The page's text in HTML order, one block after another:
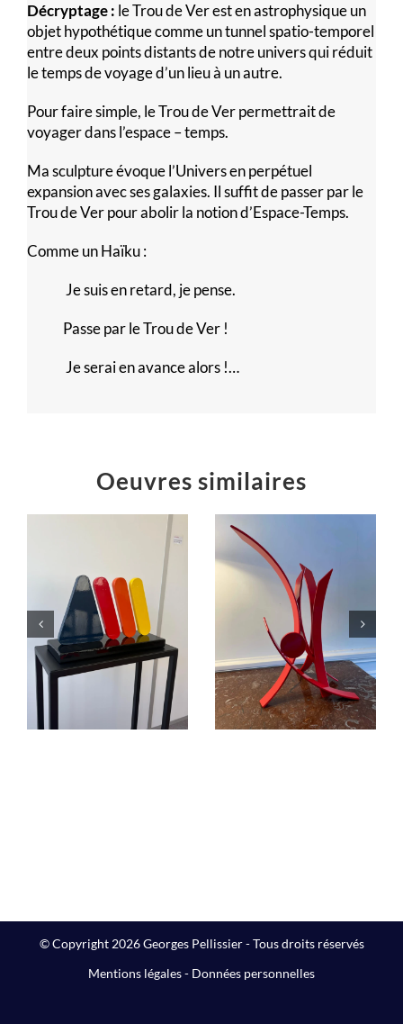
Décryptage : le Trou de Ver est en astrophysique un
objet hypothétique comme un tunnel spatio-temporel
entre deux points distants de notre univers qui réduit
le temps de voyage d’un lieu à un autre.
Pour faire simple, le Trou de Ver permettrait de
voyager dans l’espace – temps.
Ma sculpture évoque l’Univers en perpétuel
expansion avec ses galaxies. Il suffit de passer par le
Trou de Ver pour abolir la notion d’Espace-Temps.
Comme un Haïku :
Je suis en retard, je pense.
Passe par le Trou de Ver !
Je serai en avance alors !…
Oeuvres similaires
Éruption
jaillissement
rouge
Sculptures
« L’équilibre
dans le Cosmos.
C’est la fête !… »
Sculptures
© Copyright 2026 Georges Pellissier - Tous droits réservés
Mentions légales- Données personnelles